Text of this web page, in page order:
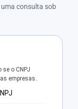
consulta sob
o CNPJ
empresas.